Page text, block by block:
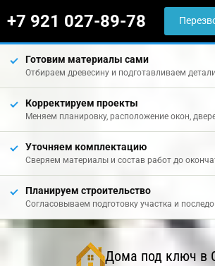
+7 921 027-89-78
Готовим материалы сами
Отбираем древесину и подготавливаем
Корректируем проекты
Меняем планировку, расположение окон,
Уточняем комплектацию
Сверяем материалы и состав работ до
Планируем строительство
Согласовываем подготовку участка и
Дома под ключ в